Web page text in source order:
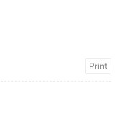
Print